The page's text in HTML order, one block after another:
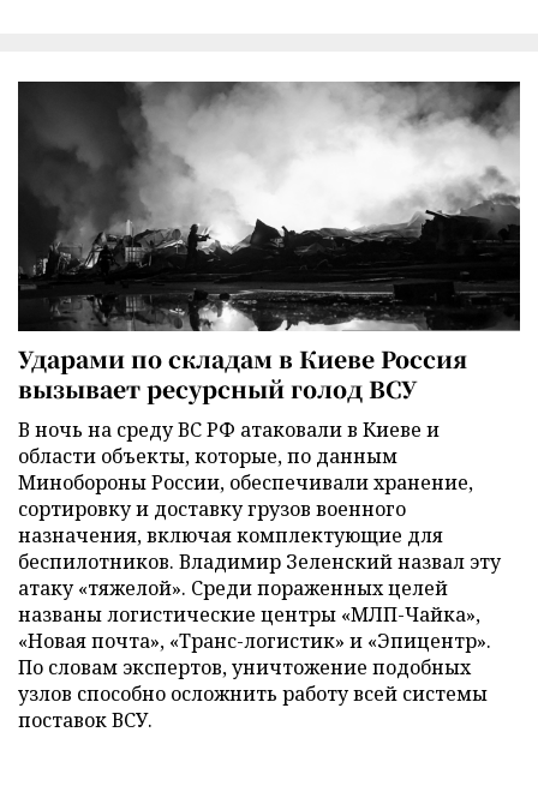
Ударами по складам в Киеве Россия
вызывает ресурсный голод ВСУ
В ночь на среду ВС РФ атаковали в Киеве и
области объекты, которые, по данным
Минобороны России, обеспечивали хранение,
сортировку и доставку грузов военного
назначения, включая комплектующие для
беспилотников. Владимир Зеленский назвал эту
атаку «тяжелой». Среди пораженных целей
названы логистические центры «МЛП-Чайка»,
«Новая почта», «Транс-логистик» и «Эпицентр».
По словам экспертов, уничтожение подобных
узлов способно осложнить работу всей системы
поставок ВСУ.